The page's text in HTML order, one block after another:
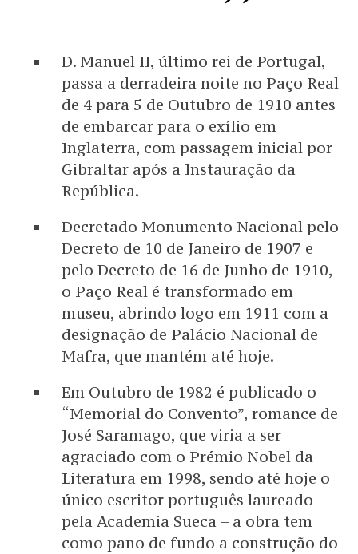
D. Manuel II, último rei de Portugal,
passa a derradeira noite no Paço Real
de 4 para 5 de Outubro de 1910 antes
de embarcar para o exílio em
Inglaterra, com passagem inicial por
Gibraltar após a Instauração da
República.
Decretado Monumento Nacional pelo
Decreto de 10 de Janeiro de 1907 e
pelo Decreto de 16 de Junho de 1910,
o Paço Real é transformado em
museu, abrindo logo em 1911 com a
designação de Palácio Nacional de
Mafra, que mantém até hoje.
Em Outubro de 1982 é publicado o
“Memorial do Convento”, romance de
José Saramago, que viria a ser
agraciado com o Prémio Nobel da
Literatura em 1998, sendo até hoje o
único escritor português laureado
pela Academia Sueca – a obra tem
como pano de fundo a construção do